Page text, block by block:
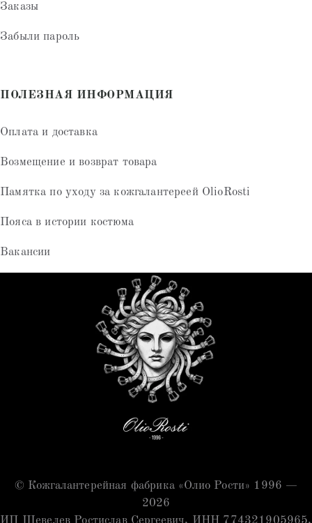
Заказы
Забыли пароль
ПОЛЕЗНАЯ ИНФОРМАЦИЯ
Оплата и доставка
Возмещение и возврат товара
Памятка по уходу за кожгалантереей OlioRosti
Пояса в истории костюма
Вакансии
© Кожгалантерейная фабрика «Олио Рости» 1996 —
2026
ИП Шевелев Ростислав Сергеевич, ИНН 774321905965,